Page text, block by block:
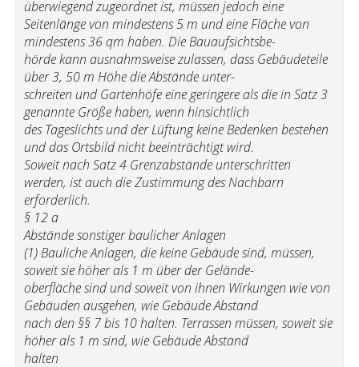
überwiegend zugeordnet ist, müssen jedoch eine
Seitenlänge von mindestens 5 m und eine Fläche von
mindestens 36 qm haben. Die Bauaufsichtsbe-
hörde kann ausnahmsweise zulassen, dass Gebäudeteile
über 3, 50 m Höhe die Abstände unter-
schreiten und Gartenhöfe eine geringere als die in Satz 3
genannte Größe haben, wenn hinsichtlich
des Tageslichts und der Lüftung keine Bedenken bestehen
und das Ortsbild nicht beeinträchtigt wird.
Soweit nach Satz 4 Grenzabstände unterschritten
werden, ist auch die Zustimmung des Nachbarn
erforderlich.
§ 12 a
Abstände sonstiger baulicher Anlagen
(1) Bauliche Anlagen, die keine Gebäude sind, müssen,
soweit sie höher als 1 m über der Gelände-
oberfläche sind und soweit von ihnen Wirkungen wie von
Gebäuden ausgehen, wie Gebäude Abstand
nach den §§ 7 bis 10 halten. Terrassen müssen, soweit sie
höher als 1 m sind, wie Gebäude Abstand
halten